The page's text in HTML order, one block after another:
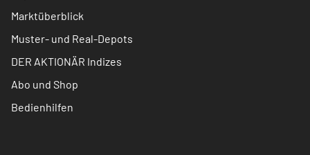
Marktüberblick
Muster- und Real-Depots
DER AKTIONÄR Indizes
Abo und Shop
Bedienhilfen